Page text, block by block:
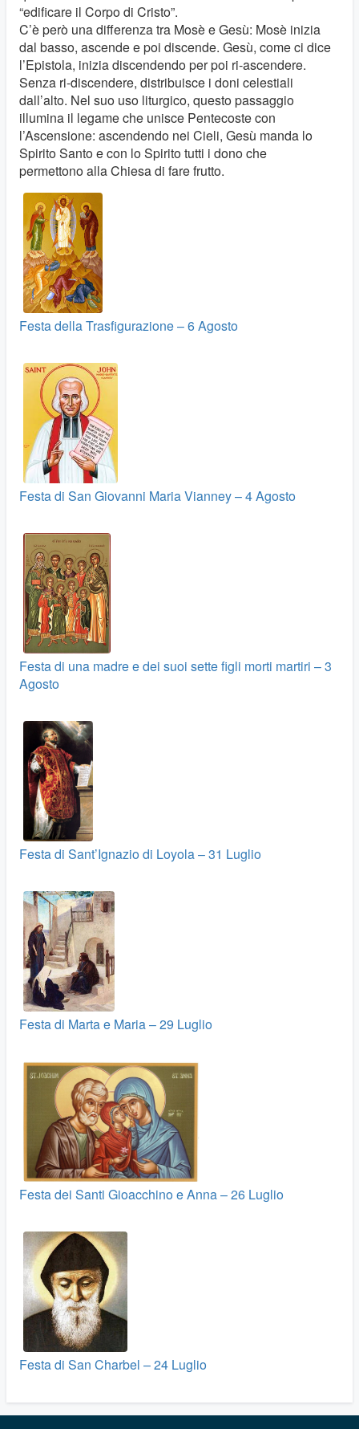
“edificare il Corpo di Cristo”.
C’è però una differenza tra Mosè e Gesù: Mosè inizia
dal basso, ascende e poi discende. Gesù, come ci dice
l’Epistola, inizia discendendo per poi ri-ascendere.
Senza ri-discendere, distribuisce i doni celestiali
dall’alto. Nel suo uso liturgico, questo passaggio
illumina il legame che unisce Pentecoste con
l’Ascensione: ascendendo nei Cieli, Gesù manda lo
Spirito Santo e con lo Spirito tutti i dono che
permettono alla Chiesa di fare frutto.
Festa della Trasfigurazione – 6 Agosto
Festa di San Giovanni Maria Vianney – 4 Agosto
Festa di una madre e dei suoi sette figli morti martiri – 3
Agosto
Festa di Sant’Ignazio di Loyola – 31 Luglio
Festa di Marta e Maria – 29 Luglio
Festa dei Santi Gioacchino e Anna – 26 Luglio
Festa di San Charbel – 24 Luglio